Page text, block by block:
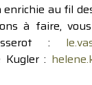
au fil
à faire,
:
Kugler :